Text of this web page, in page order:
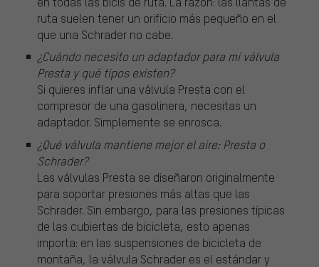
ruta suelen tener un orificio más pequeño en el
que una Schrader no cabe.
¿Cuándo necesito un adaptador para mi válvula
Presta y qué tipos existen?
Si quieres inflar una válvula Presta con el
compresor de una gasolinera, necesitas un
adaptador. Simplemente se enrosca.
¿Qué válvula mantiene mejor el aire: Presta o
Schrader?
Las válvulas Presta se diseñaron originalmente
para soportar presiones más altas que las
Schrader. Sin embargo, para las presiones típicas
de las cubiertas de bicicleta, esto apenas
importa: en las suspensiones de bicicleta de
montaña, la válvula Schrader es el estándar y